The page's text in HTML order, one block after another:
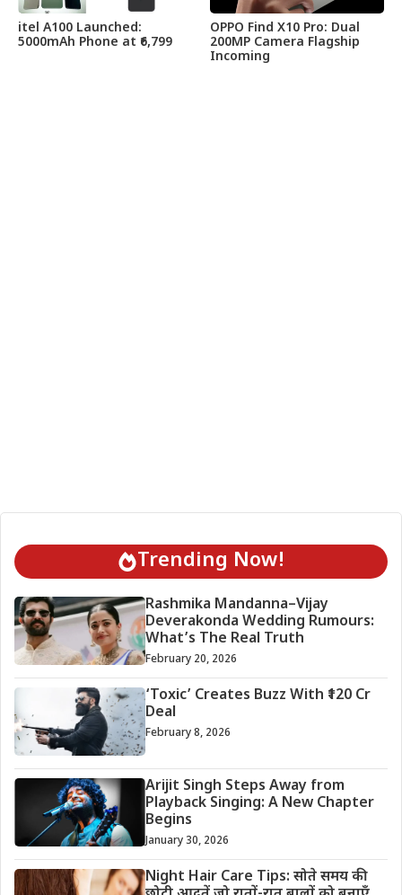
itel A100 Launched:
5000mAh Phone at ₹6,799
OPPO Find X10 Pro: Dual
200MP Camera Flagship
Incoming
Trending Now!
Rashmika Mandanna–Vijay
Deverakonda Wedding Rumours:
What’s The Real Truth
February 20, 2026
‘Toxic’ Creates Buzz With ₹120 Cr
Deal
February 8, 2026
Arijit Singh Steps Away from
Playback Singing: A New Chapter
Begins
January 30, 2026
Night Hair Care Tips: सोते समय की